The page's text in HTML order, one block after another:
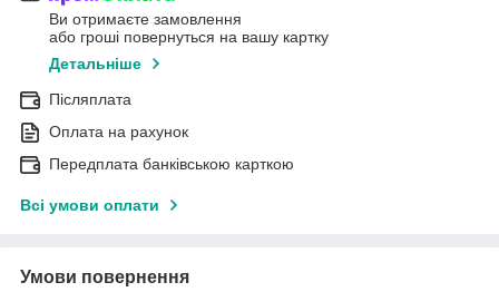
Ви отримаєте замовлення
або гроші повернуться на вашу картку
Детальніше
Післяплата
Оплата на рахунок
Передплата банківською карткою
Всі умови оплати
Умови повернення